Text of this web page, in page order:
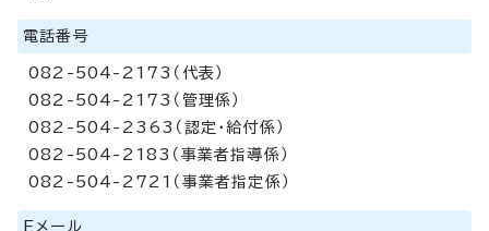
電話番号
082-504-2173（代表）
082-504-2173（管理係）
082-504-2363（認定・給付係）
082-504-2183（事業者指導係）
082-504-2721（事業者指定係）
Eメール